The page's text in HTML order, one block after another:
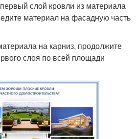
слой кровли из материала
материал на фасадную часть
на карниз, продолжите
слоя по всей площади